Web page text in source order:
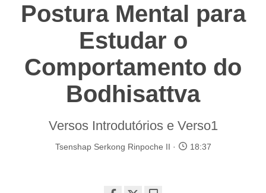
Postura Mental para
Estudar o
Comportamento do
Bodhisattva
Versos Introdutórios e Verso1
Tsenshap Serkong Rinpoche II 18:37